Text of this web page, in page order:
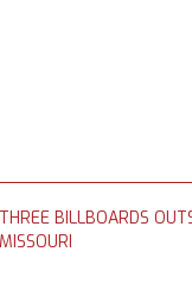
THREE BILLBOARDS
MISSOURI